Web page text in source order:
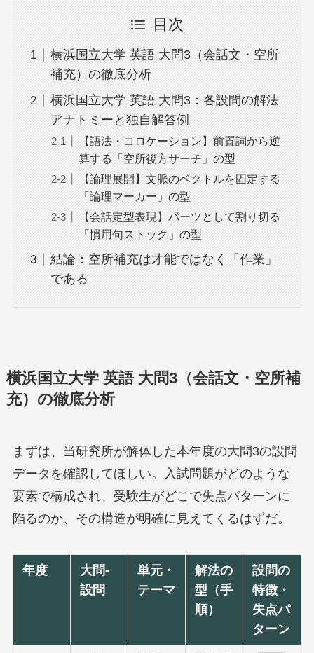
目次
横浜国立大学 英語 大問3（会話文・空所
補充）の徹底分析
横浜国立大学 英語 大問3：各設問の解法
アナトミーと独自解答例
【語法・コロケーション】前置詞から逆
算する「空所後方サーチ」の型
【論理展開】文脈のベクトルを固定する
「論理マーカー」の型
【会話定型表現】パーツとして割り切る
「慣用句ストック」の型
結論：空所補充は才能ではなく「作業」
である
横浜国立大学 英語 大問3（会話文・空所補
充）の徹底分析
まずは、当研究所が解体した本年度の大問3の設問
データを確認してほしい。入試問題がどのような
要素で構成され、受験生がどこで失点パターンに
陥るのか、その構造が明確に見えてくるはずだ。
年度
大問-
設問
単元・
テーマ
解法の
型（手
順）
設問の
特徴・
失点パ
ターン